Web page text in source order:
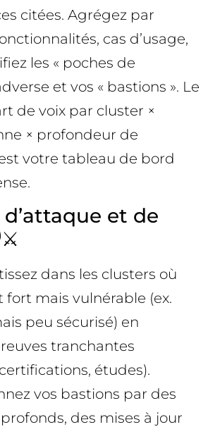
citées. Agrégez par
cas d’usage,
les « poches de
et vos « bastions ». Le
de voix par cluster ×
× profondeur de
votre tableau de bord
et de
dans les clusters où
fort mais vulnérable (ex.
peu sécurisé) en
tranchantes
études).
vos bastions par des
des mises à jour